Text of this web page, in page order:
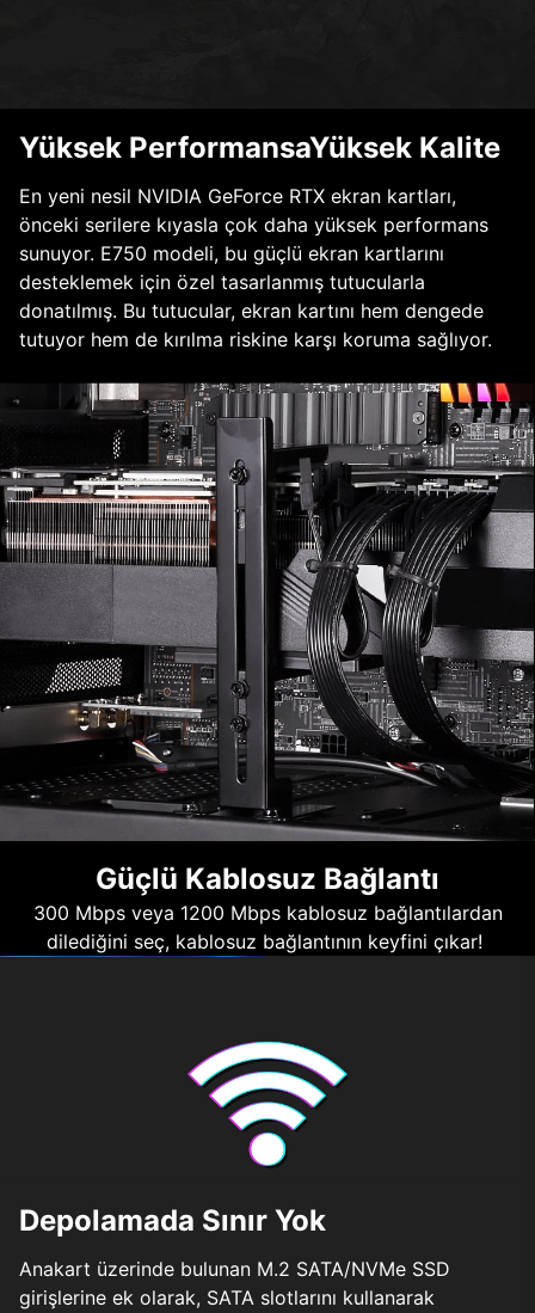
Yüksek PerformansaYüksek Kalite
En yeni nesil NVIDIA GeForce RTX ekran kartları,
önceki serilere kıyasla çok daha yüksek performans
sunuyor. E750 modeli, bu güçlü ekran kartlarını
desteklemek için özel tasarlanmış tutucularla
donatılmış. Bu tutucular, ekran kartını hem dengede
tutuyor hem de kırılma riskine karşı koruma sağlıyor.
Güçlü Kablosuz Bağlantı
300 Mbps veya 1200 Mbps kablosuz bağlantılardan
dilediğini seç, kablosuz bağlantının keyfini çıkar!
Depolamada Sınır Yok
Anakart üzerinde bulunan M.2 SATA/NVMe SSD
girişlerine ek olarak, SATA slotlarını kullanarak